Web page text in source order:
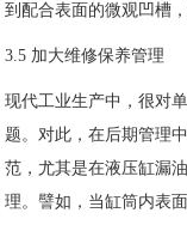
到配合表面的微观凹槽
3.5 加大维修保养管理
现代工业生产中，很对
题。对此，在后期管理
范，尤其是在液压缸漏
理。譬如，当缸筒内表